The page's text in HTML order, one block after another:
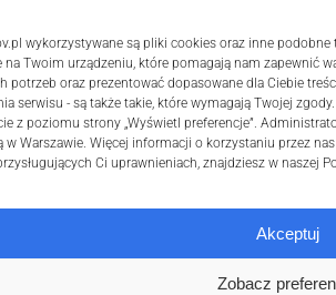
wykorzystywane są pliki cookies oraz inne
Twoim urządzeniu, które pomagają nam zapewnić
potrzeb oraz prezentować dopasowane dla Ciebie
serwisu - są także takie, które wymagają Twojej
z poziomu strony „Wyświetl preferencje”.
w Warszawie. Więcej informacji o korzystaniu przez
Ci uprawnieniach, znajdziesz w naszej
Akceptuj
Zobacz